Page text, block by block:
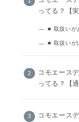
ってる？【
■ 取扱いが
■ 取扱いが
コモエース
ってる？【
コモエース